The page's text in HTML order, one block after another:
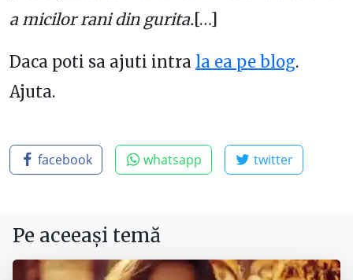
a micilor rani din gurita.[…]
Daca poti sa ajuti intra la ea pe blog.
Ajuta.
facebook whatsapp twitter
Pe aceeași temă